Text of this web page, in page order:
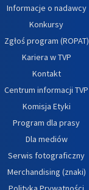
Informacje o nadawcy
Konkursy
Zgłoś program (ROPAT)
Kariera w TVP
Kontakt
Centrum informacji TVP
Komisja Etyki
Program dla prasy
Dla mediów
Serwis fotograficzny
Merchandising (znaki)